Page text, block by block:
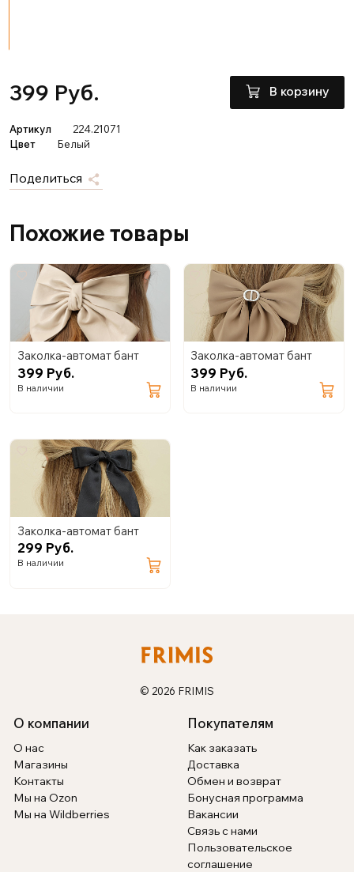
399 Руб. В корзину
Артикул
224.21071
Цвет
Белый
Поделиться
Похожие товары
Заколка-автомат бант
399 Руб.
В наличии
Заколка-автомат бант
399 Руб.
В наличии
Заколка-автомат бант
299 Руб.
В наличии
© 2026 FRIMIS
О компании
О нас
Магазины
Контакты
Мы на Ozon
Мы на Wildberries
Покупателям
Как заказать
Доставка
Обмен и возврат
Бонусная программа
Вакансии
Связь с нами
Пользовательское
соглашение